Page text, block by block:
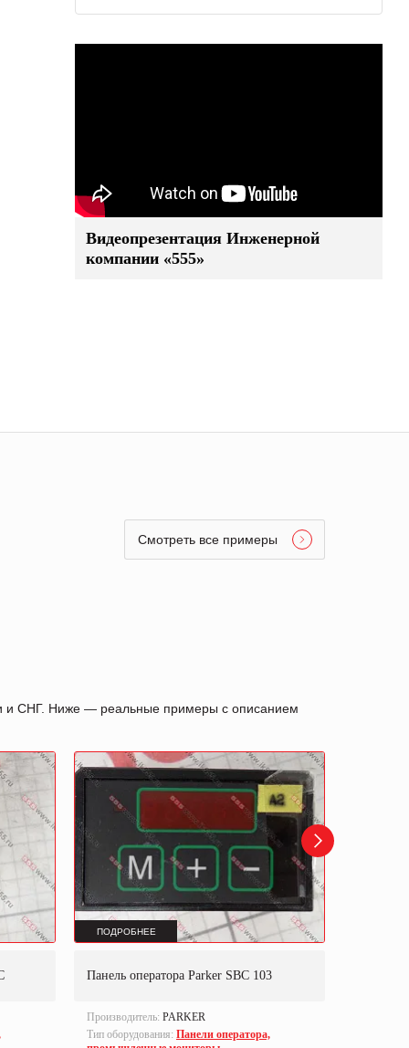
Видеопрезентация Инженерной
компании «555»
Смотреть все примеры
и СНГ. Ниже — реальные примеры с описанием
ПОДРОБНЕЕ
Панель оператора Parker SBC 103
Производитель: PARKER
Тип оборудования: Панели оператора,